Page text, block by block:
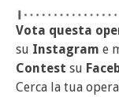
Vota questa
su Instagram e
Contest su
Cerca la tua